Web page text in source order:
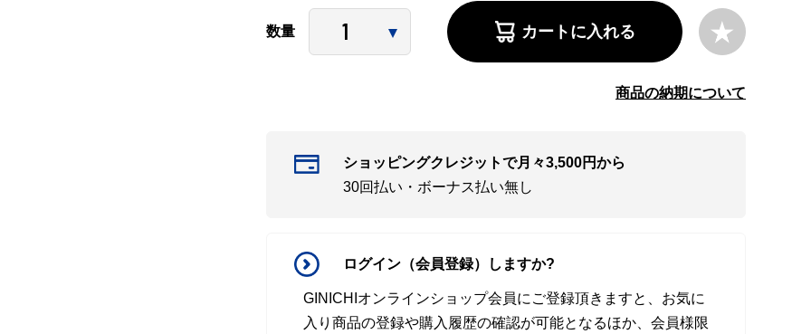
数量 カートに入れる
商品の納期について
ショッピングクレジットで月々3,500円から
30回払い・ボーナス払い無し
ログイン（会員登録）しますか?
GINICHIオンラインショップ会員にご登録頂きますと、お気に
入り商品の登録や購入履歴の確認が可能となるほか、会員様限